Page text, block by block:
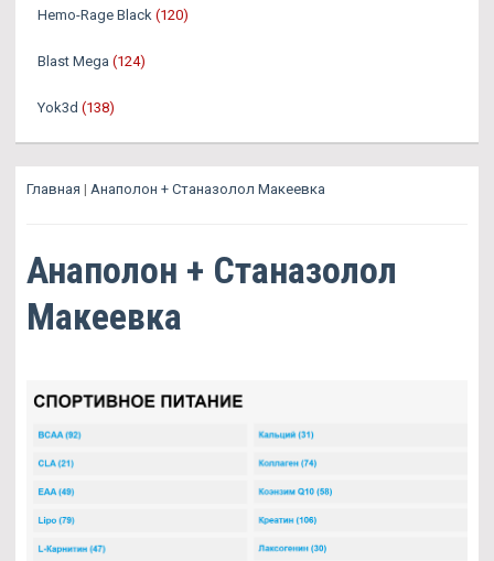
Hemo-Rage Black (120)
Blast Mega (124)
Yok3d (138)
Главная | Анаполон + Станазолол Макеевка
Анаполон + Станазолол
Макеевка